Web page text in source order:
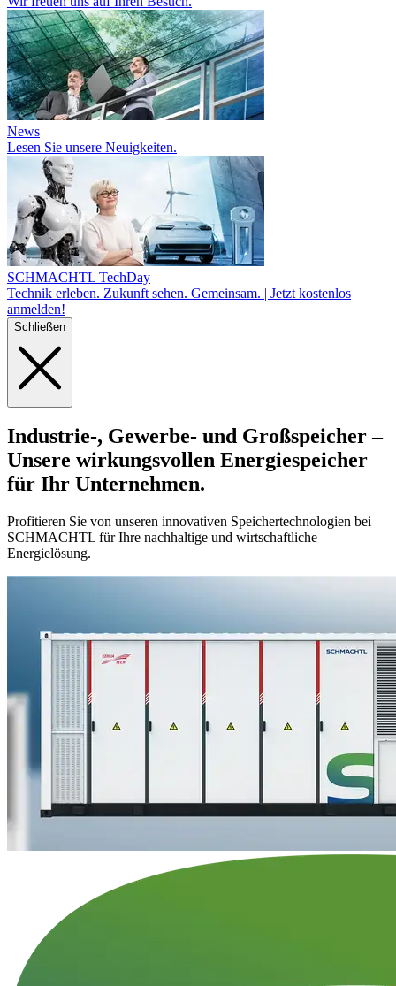
News
Lesen Sie unsere Neuigkeiten.
SCHMACHTL TechDay
Technik erleben. Zukunft sehen. Gemeinsam. | Jetzt kostenlos
anmelden!
Schließen
Industrie-, Gewerbe- und Großspeicher–
Unsere wirkungsvollen Energie­speicher
für Ihr Unternehmen.
Profitieren Sie von unseren innovativen Speichertechnologien bei
SCHMACHTL für Ihre nachhaltige und wirtschaftliche
Energielösung.